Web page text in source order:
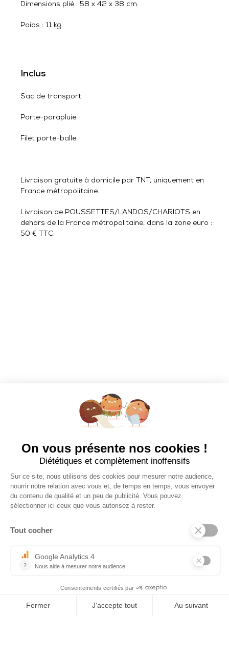
Dimensions plié : 58 x 42 x 38 cm.
Poids : 11 kg.
Inclus
Sac de transport.
Porte-parapluie.
Filet porte-balle.
Livraison gratuite à domicile par TNT, uniquement en
France métropolitaine.
Livraison de POUSSETTES/LANDOS/CHARIOTS en
dehors de la France métropolitaine, dans la zone euro :
50 € TTC.
7 rue des Prés Marins, 60210 THIEULOY ST ANTOINE
Pour toute question ou problème technique, contactez notre SAV
06 76 69 63 47
-03 44 13 31 93 sav@trolem.fr